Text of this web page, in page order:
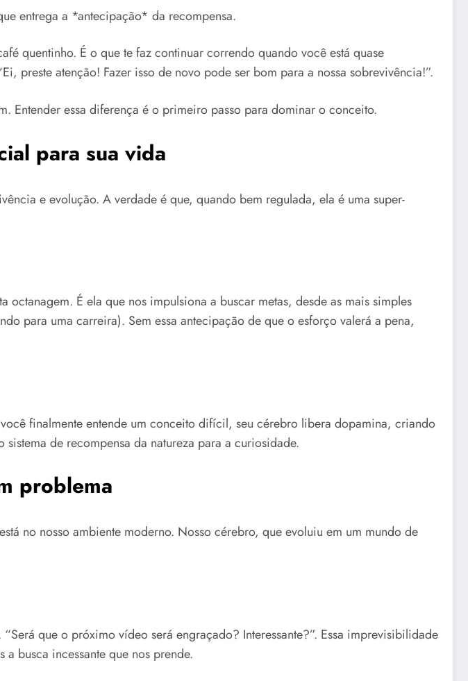
entrega a *antecipação* da recompensa.
quentinho. É o que te faz continuar correndo quando você está quase
preste atenção! Fazer isso de novo pode ser bom para a nossa sobrevivência!”.
Entender essa diferença é o primeiro passo para dominar o conceito.
para sua vida
e evolução. A verdade é que, quando bem regulada, ela é uma super-
É ela que nos impulsiona a buscar metas, desde as mais simples
para uma carreira). Sem essa antecipação de que o esforço valerá a pena,
finalmente entende um conceito difícil, seu cérebro libera dopamina, criando
de recompensa da natureza para a curiosidade.
problema
no nosso ambiente moderno. Nosso cérebro, que evoluiu em um mundo de
que o próximo vídeo será engraçado? Interessante?”. Essa imprevisibilidade
busca incessante que nos prende.